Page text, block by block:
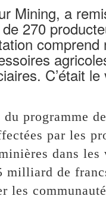
Mining, a
270
comprend
C’était
programme
par les
dans
milliard de
les